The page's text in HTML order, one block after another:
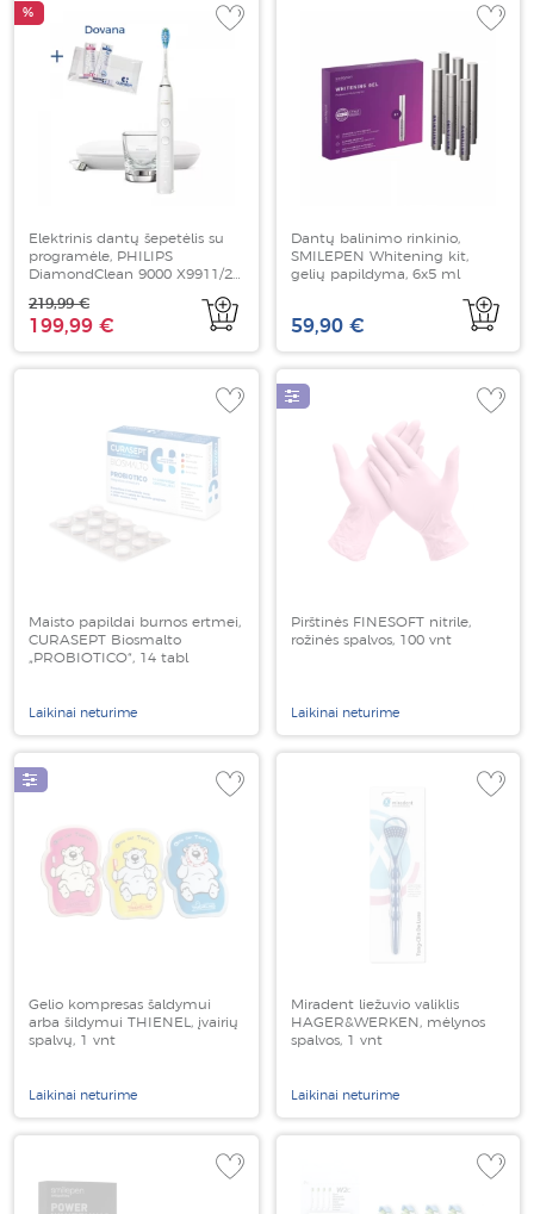
%
Elektrinis dantų šepetėlis su
programėle, PHILIPS
DiamondClean 9000 X9911/27,
199,99 €
219,99 €
Dantų balinimo rinkinio,
SMILEPEN Whitening kit,
gelių papildyma, 6x5 ml
59,90 €
Maisto papildai burnos ertmei,
CURASEPT Biosmalto
„PROBIOTICO“, 14 tabl
Laikinai neturime
Pirštinės FINESOFT nitrile,
rožinės spalvos, 100 vnt
Laikinai neturime
Gelio kompresas šaldymui
arba šildymui THIENEL, įvairių
spalvų, 1 vnt
Laikinai neturime
Miradent liežuvio valiklis
HAGER&WERKEN, mėlynos
spalvos, 1 vnt
Laikinai neturime